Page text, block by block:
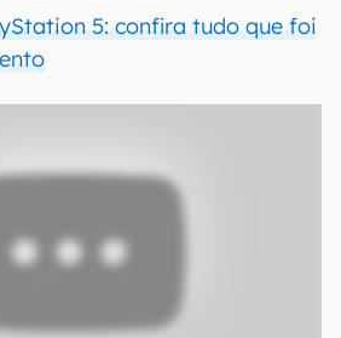
5: confira tudo que foi